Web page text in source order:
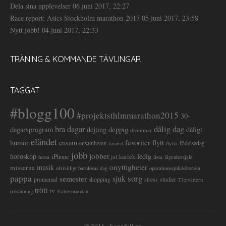
Dela sina upplevelser 06 juni 2017, 22:27
Race report: Asics Stockholm marathon 2017 05 juni 2017, 23:58
Nytt jobb! 04 juni 2017, 22:33
TRÄNING & KOMMANDE TÄVLINGAR
TAGGAT
#blogg100 #projektsthlmmarathon2015 30-
dagarsprogram bra dagar dejting deppig drömmar dålig dag dåligt
humör eländet ensam ensamheten favorit favoriter flytt flytta födelsedag
horoskop hosta iPhone jobb jobbet jul kärlek ledig lista lägenhetsjakt
missarna musik ofrivilligt barnlösas dag onyttigheter operationssjuksköterska
pappa promenad semester shopping sjuk sorg stress studier TJejvättern
tröstätning trött tv Vätternrundan